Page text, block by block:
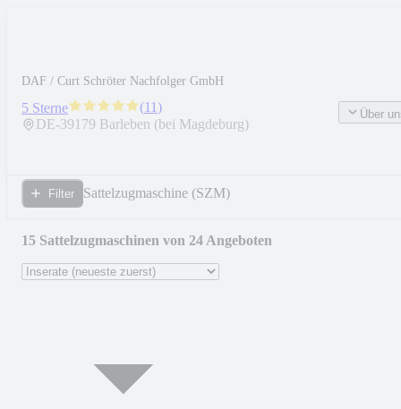
DAF / Curt Schröter Nachfolger GmbH
5 Sterne (11)
DE-39179 Barleben (bei Magdeburg)
Über
Filter Sattelzugmaschine (SZM)
15 Sattelzugmaschinen von 24 Angeboten